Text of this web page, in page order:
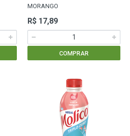
MORANGO
R$ 17,89
COMPRAR